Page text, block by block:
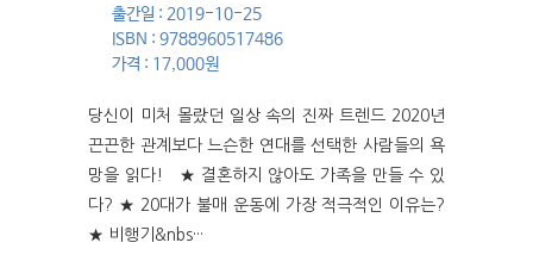
출간일 : 2019-10-25
ISBN : 9788960517486
가격 : 17,000원
당신이 미처 몰랐던 일상 속의 진짜 트렌드 2020년
끈끈한 관계보다 느슨한 연대를 선택한 사람들의 욕
망을 읽다! ★ 결혼하지 않아도 가족을 만들 수 있
다? ★ 20대가 불매 운동에 가장 적극적인 이유는?
★ 비행기&nbs···